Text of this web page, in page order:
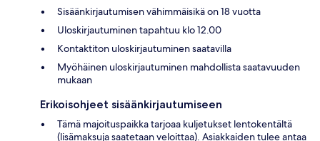
Sisäänkirjautumisen vähimmäisikä on 18 vuotta
Uloskirjautuminen tapahtuu klo 12.00
Kontaktiton uloskirjautuminen saatavilla
Myöhäinen uloskirjautuminen mahdollista saatavuuden
mukaan
Erikoisohjeet sisäänkirjautumiseen
Tämä majoituspaikka tarjoaa kuljetukset lentokentältä
(lisämaksuja saatetaan veloittaa). Asiakkaiden tulee antaa